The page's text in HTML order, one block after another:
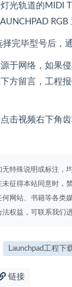
光轨道的MIDI
RGB
完毕型号后，
于网络，如果
方留言，工程
击视频右下角
无特殊说明或标注，
征得本站同意时，
网站、书籍等各类
权益，可联系我们进
Launchpad工程下
链接